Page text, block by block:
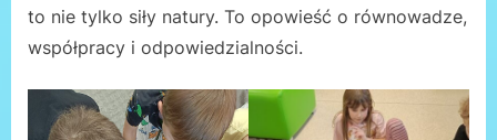
to nie tylko siły natury. To opowieść o równowadze,
współpracy i odpowiedzialności.